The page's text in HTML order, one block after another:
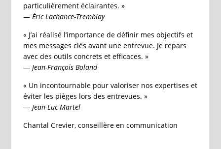
particulièrement éclairantes. »
— Éric Lachance-Tremblay
« J’ai réalisé l’importance de définir mes objectifs et
mes messages clés avant une entrevue. Je repars
avec des outils concrets et efficaces. »
— Jean-François Boland
« Un incontournable pour valoriser nos expertises et
éviter les pièges lors des entrevues. »
— Jean-Luc Martel
Chantal Crevier, conseillère en communication